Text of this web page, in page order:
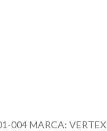
004 MARCA: VERTEX